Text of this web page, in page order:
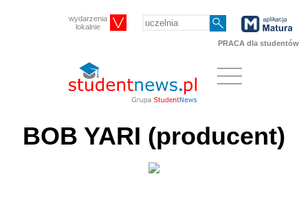
wydarzenia
lokalnie
PRACA dla studentów
BOB YARI (producent)